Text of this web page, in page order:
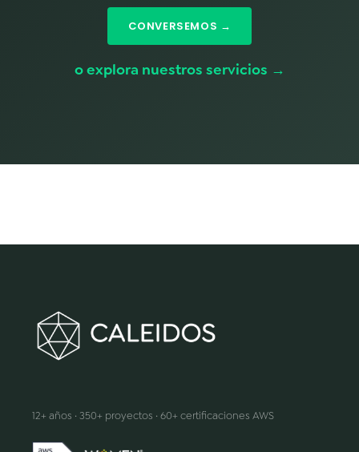
CONVERSEMOS →
o explora nuestros servicios →
12+ años · 350+ proyectos · 60+ certificaciones AWS